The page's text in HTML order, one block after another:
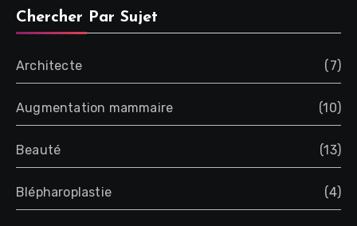
Chercher Par Sujet
Architecte (7)
Augmentation mammaire (10)
Beauté (13)
Blépharoplastie (4)